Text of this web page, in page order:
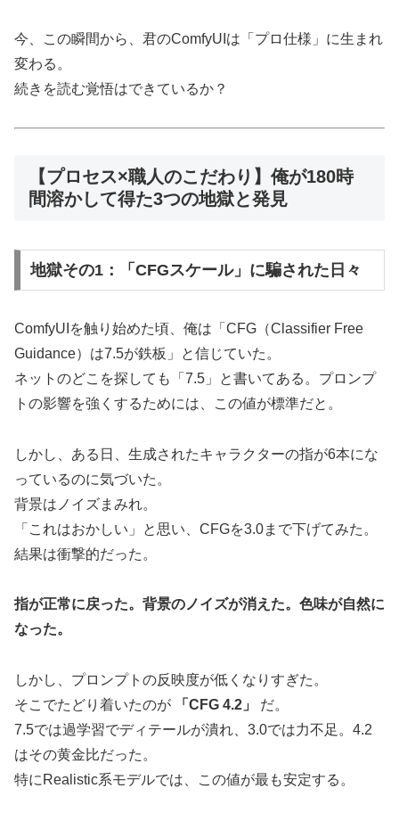
今、この瞬間から、君のComfyUIは「プロ仕様」に生まれ
変わる。
続きを読む覚悟はできているか？
【プロセス×職人のこだわり】俺が180時
間溶かして得た3つの地獄と発見
地獄その1：「CFGスケール」に騙された日々
ComfyUIを触り始めた頃、俺は「CFG（Classifier Free
Guidance）は7.5が鉄板」と信じていた。
ネットのどこを探しても「7.5」と書いてある。プロンプ
トの影響を強くするためには、この値が標準だと。
しかし、ある日、生成されたキャラクターの指が6本にな
っているのに気づいた。
背景はノイズまみれ。
「これはおかしい」と思い、CFGを3.0まで下げてみた。
結果は衝撃的だった。
指が正常に戻った。背景のノイズが消えた。色味が自然に
なった。
しかし、プロンプトの反映度が低くなりすぎた。
そこでたどり着いたのが
「CFG 4.2」
だ。
7.5では過学習でディテールが潰れ、3.0では力不足。4.2
はその黄金比だった。
特にRealistic系モデルでは、この値が最も安定する。